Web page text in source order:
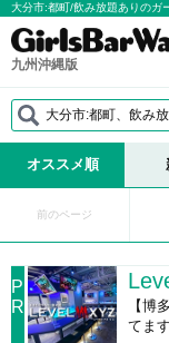
大分市:都町/飲み放題ありのガ
九州沖縄版
大分市:都町、飲み
オススメ順
前のページ
P
R
【博
てま